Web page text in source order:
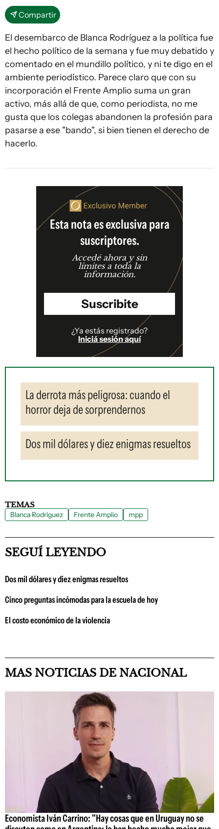
Compartir
El desembarco de Blanca Rodríguez a la política fue
el hecho político de la semana y fue muy debatido y
comentado en el mundillo político, y ni te digo en el
ambiente periodístico. Parece claro que con su
incorporación el Frente Amplio suma un gran
activo, más allá de que, como periodista, no me
gusta que los colegas abandonen la profesión para
pasarse a ese "bando", si bien tienen el derecho de
hacerlo.
Esta nota es exclusiva para
suscriptores.
Accedé ahora y sin
límites a toda la
información.
Suscribite
¿Ya estás registrado?
Iniciá sesión aquí
La derrota más peligrosa: cuando el
horror deja de sorprendernos
Dos mil dólares y diez enigmas resueltos
TEMAS
Blanca Rodríguez Frente Amplio mpp
SEGUÍ LEYENDO
Dos mil dólares y diez enigmas resueltos
Cinco preguntas incómodas para la escuela de hoy
El costo económico de la violencia
MAS NOTICIAS DE NACIONAL
Economista Iván Carrino: "Hay cosas que en Uruguay no se